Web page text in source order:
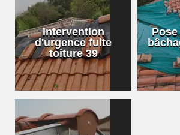
Intervention
d'urgence fuite
toiture 39
Pose